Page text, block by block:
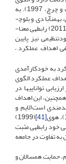
درمانگی از پی­آمدهای پیشرفت را آشکار می­سازد(الیوت و چرچ، 1997). به
و بلوچ­
زاده، 2012) و راهبردهای یادگیری(بیرامی و همکاران، 2011) رابطه­ی معنا­
نیز پایین
منفی اهداف عملکرد –
به خودکارآمدی
عملکرد الگوی
را نشان می‌دهد (الیوت، 2005) و بر ارزیابی توانایی­ها در
دیگران تمرکز دارد(چرچ وهمکاران، 2001). همچنین، این اهداف
است(لایم و
[41]
(1999)
در بررسی خود رابطه­ی مثبت
به تفاوت در جامعه
حمایت همسالان و